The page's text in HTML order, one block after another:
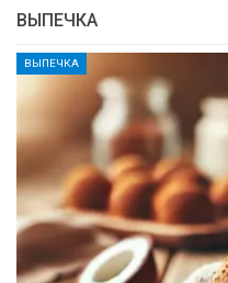
ВЫПЕЧКА
ВЫПЕЧКА